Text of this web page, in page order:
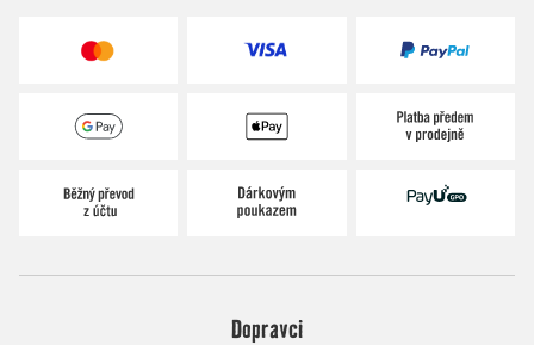
Dopravci